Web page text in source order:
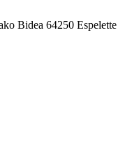
Bidea 64250 Espelette